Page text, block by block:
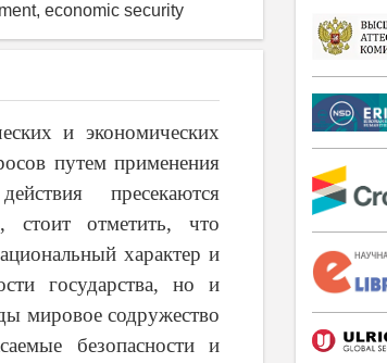
economic security
и экономических
путем применения
пресекаются
стоит отметить, что
характер и
государства, но и
мировое содружество
безопасности и